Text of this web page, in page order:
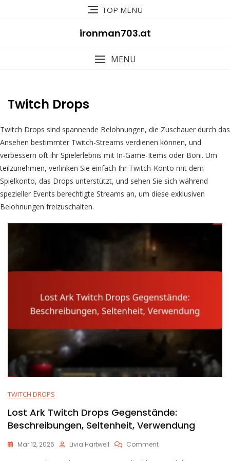
TOP MENU
ironman703.at
MENU
Twitch Drops
Twitch Drops sind spannende Belohnungen, die Zuschauer durch das
Ansehen bestimmter Twitch-Streams verdienen können, und
verbessern oft ihr Spielerlebnis mit In-Game-Items oder Boni. Um
teilzunehmen, verlinken Sie einfach Ihr Twitch-Konto mit dem
Spielkonto, das Drops unterstützt, und sehen Sie sich während
spezieller Events berechtigte Streams an, um diese exklusiven
Belohnungen freizuschalten.
TWITCH DROPS
Lost Ark Twitch Drops Gegenstände:
Beschreibungen, Seltenheit, Verwendung
Mar 12, 2026 Livia Hartwell CommentOn